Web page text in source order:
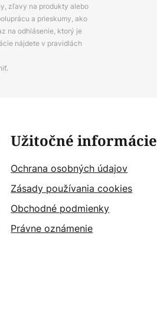
zľavy na produkty alebo
a prieskumy, ako
na odhlásenie, ktorý je
nájdete v pravidlách
Užitočné informácie
Ochrana osobných údajov
Zásady používania cookies
Obchodné podmienky
Právne oznámenie